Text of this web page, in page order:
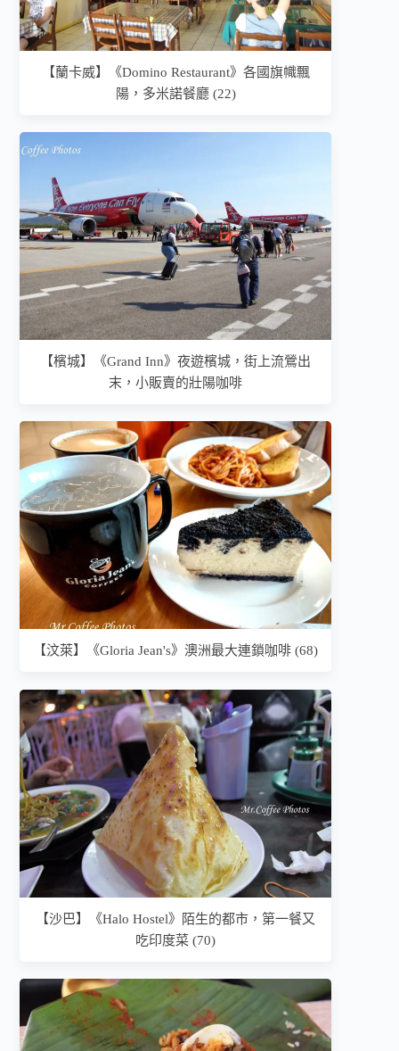
【蘭卡威】《Domino Restaurant》各國旗幟飄
陽，多米諾餐廳 (22)
【檳城】《Grand Inn》夜遊檳城，街上流鶯出
末，小販賣的壯陽咖啡
【汶萊】《Gloria Jean's》澳洲最大連鎖咖啡 (68)
【沙巴】《Halo Hostel》陌生的都市，第一餐又
吃印度菜 (70)